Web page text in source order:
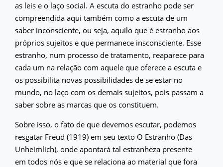
as leis e o laço social. A escuta do estranho pode ser
compreendida aqui também como a escuta de um
saber inconsciente, ou seja, aquilo que é estranho aos
próprios sujeitos e que permanece insconsciente. Esse
estranho, num processo de tratamento, reaparece para
cada um na relação com aquele que oferece a escuta e
os possibilita novas possibilidades de se estar no
mundo, no laço com os demais sujeitos, pois passam a
saber sobre as marcas que os constituem.
Sobre isso, o fato de que devemos escutar, podemos
resgatar Freud (1919) em seu texto O Estranho (Das
Unheimlich), onde apontará tal estranheza presente
em todos nós e que se relaciona ao material que fora